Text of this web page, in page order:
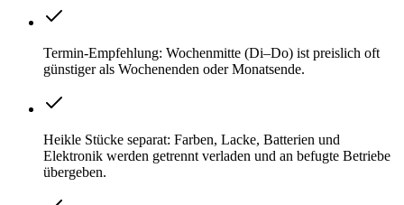
Termin-Empfehlung: Wochenmitte (Di–Do) ist preislich oft
günstiger als Wochenenden oder Monatsende.
Heikle Stücke separat: Farben, Lacke, Batterien und
Elektronik werden getrennt verladen und an befugte Betriebe
übergeben.